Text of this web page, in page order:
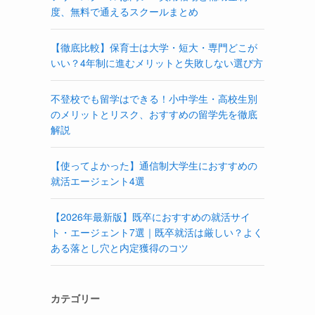
度、無料で通えるスクールまとめ
【徹底比較】保育士は大学・短大・専門どこが
いい？4年制に進むメリットと失敗しない選び方
不登校でも留学はできる！小中学生・高校生別
のメリットとリスク、おすすめの留学先を徹底
解説
【使ってよかった】通信制大学生におすすめの
就活エージェント4選
【2026年最新版】既卒におすすめの就活サイ
ト・エージェント7選｜既卒就活は厳しい？よく
ある落とし穴と内定獲得のコツ
カテゴリー